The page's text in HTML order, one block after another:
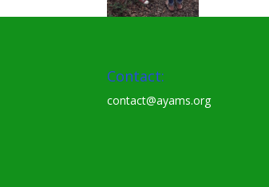
Contact:
contact@ayams.org